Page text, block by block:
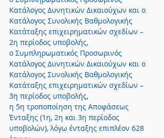
Κατάλογος Δυνητικών Δικαιούχων και ο
Κατάλογος Συνολικής Βαθμολογικής
Κατάταξης επιχειρηματικών σχεδίων –
2η περίοδος υποβολής,
ο Συμπληρωματικός Προσωρινός
Κατάλογος Δυνητικών Δικαιούχων και ο
Κατάλογος Συνολικής Βαθμολογικής
Κατάταξης επιχειρηματικών σχεδίων –
3η περίοδος υποβολής,
η 5η τροποποίηση της Αποφάσεως
Ένταξης (1η, 2η και 3η περίοδος
υποβολών), λόγω ένταξης επιπλέον 628